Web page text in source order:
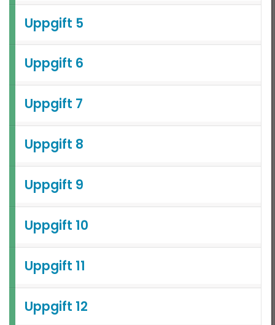
Uppgift 5
Uppgift 6
Uppgift 7
Uppgift 8
Uppgift 9
Uppgift 10
Uppgift 11
Uppgift 12
exempel